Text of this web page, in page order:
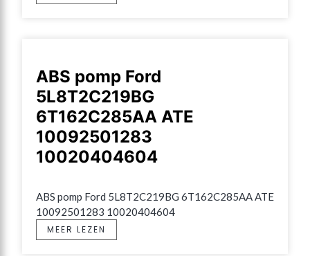
ABS pomp Ford
5L8T2C219BG
6T162C285AA ATE
10092501283
10020404604
ABS pomp Ford 5L8T2C219BG 6T162C285AA ATE
10092501283 10020404604
MEER LEZEN